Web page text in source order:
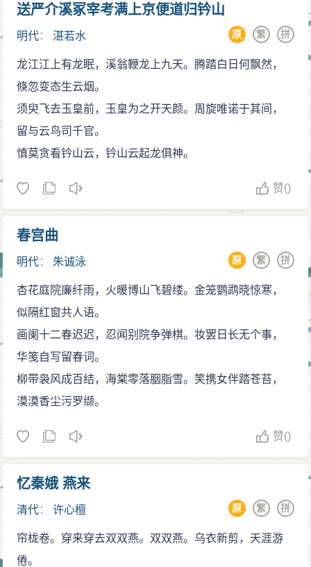
送严介溪冢宰考满上京便道归钤山
明代：湛若水 拼
繁
原
龙江江上有龙眠，溪翁鞭龙上九天。腾踏白日何飘然，
倏忽变态生云烟。
须臾飞去玉皇前，玉皇为之开天颜。周旋唯诺于其间，
留与云鸟司千官。
慎莫贪看钤山云，钤山云起龙俱神。
赞()
春宫曲
明代： 朱诚泳 拼
繁
原
杏花庭院廉纤雨，火暖博山飞碧缕。金笼鹦鹉晓惊寒，
似隔红窗共人语。
画阑十二春迟迟，忍闻别院争弹棋。妆罢日长无个事，
华笺自写留春词。
柳带袅风成百结，海棠零落胭脂雪。笑携女伴踏苍苔，
漠漠香尘污罗缬。
赞()
忆秦娥 燕来
清代：许心檀 拼
繁
原
帘栊卷。穿来穿去双双燕。双双燕。乌衣新剪，天涯游
倦。